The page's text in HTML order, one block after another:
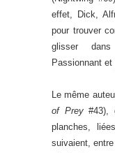
effet, Dick,
pour trouver
glisser
Passionnant
Le même
of Prey#43),
planches,
suivaient,